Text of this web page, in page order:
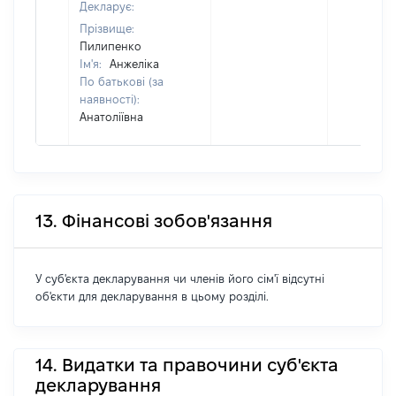
Декларує:
Прізвище:
Пилипенко
Ім'я:
Анжеліка
По батькові (за
наявності):
Анатоліївна
13. Фінансові зобов'язання
У суб'єкта декларування чи членів його сім'ї відсутні
об'єкти для декларування в цьому розділі.
14. Видатки та правочини суб'єкта
декларування